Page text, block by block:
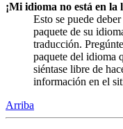
¡Mi idioma no está en la
Esto se puede
paquete de su
traducción.
paquete del idioma
siéntase libre de
información en el
Arriba